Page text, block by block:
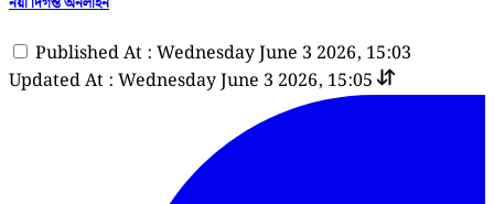
Published At : Wednesday June 3 2026, 15:03
Updated At : Wednesday June 3 2026, 15:05